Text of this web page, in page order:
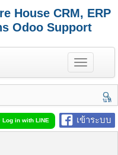
House CRM, ERP
Odoo Support
T
o
g
e
n
a
v
นห
า
เข้าระบบ
Log in with LINE